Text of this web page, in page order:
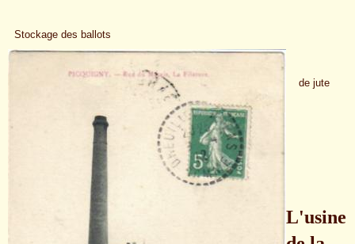
Stockage des ballots
de jute
L'usine